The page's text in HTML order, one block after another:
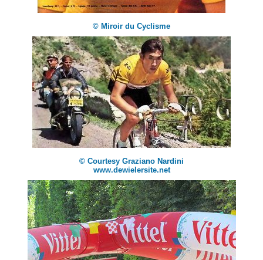
© Miroir du Cyclisme
© Courtesy Graziano Nardini
www.dewielersite.net